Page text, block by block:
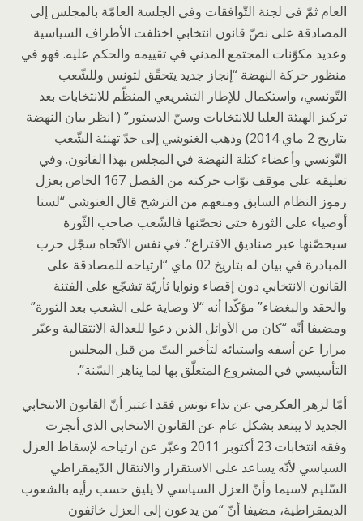
العام ثمّ في لجنة التّوافقات وفي الجلسة العامّة بالمجلس إلى
المصادقة على نصّ قانون انتخابي اختلفت الأطراف السياسية
وعديد مكوّنات المجتمع المدني في تقييمه والحكم عليه. فهو في
منظور حركة النهضة “إنجاز جديد يتحقّق لتونس وللشّعب
التّونسي، واستكمال للإطار التشريعي المنظّم للانتخابات بعد
تركيز الهيئة العليا للانتخابات وسنّ الدستور” ( انظر بيان النهضة
بتاريخ 2 ماي 2014) وذهب الغنوشي إلى حدّ تهنئة الشّعب
التّونسي وأعضاء كتلة النهضة في المجلس بهذا القانون. وفي
تعليقه على موقف نوّاب حركته من الفصل 167 الخاص بعزل
رموز النظام السابق ومنعهم من الترشح قال الغنوشي “لسنا
أوصياء على الثورة حتى نحصّنها فالشّعب صاحب الثّورة
سيحصّنها عبر صناديق الاقتراع”. في نفس الاتّجاه سجّل حزب
المبادرة في بيان له بتاريخ 02 ماي “ارتياحه للمصادقة على
القانون الانتخابي دون إقصاء ونوايا ثأريّة تشجّع على الفتنة
والحقد والبغضاء” مؤكّدا أنه “لا وصاية على الشعب بعد الثورة”
ومضيفا أنّه “كان من الأوائل الذين دعوا للعدالة الانتقالية وعبّر
مرارا عن أسفه واستيائه لتأخير البتّ من قبل المجلس
التأسيسي في المشروع المتعلّق بها لما يناهز السّنة”.
أمّا لزهر العكرمي عن نداء تونس فقد اعتبر أنّ القانون الانتخابي
الجديد لا يبتعد بشكل عام عن القانون الانتخابي الذي أنجزت
وفقه انتخابات 23 أكتوبر 2011 وعبّر عن ارتياحه لإسقاط العزل
السياسي لأنّه يساعد على الاستقرار والانتقال الدّيمقراطي
السّليم لاسيما وأنّ العزل السياسي لا يليق حسب رأيه بالشعوب
الديمقراطية، مضيفا أنّ “من يدعون إلى العزل خائفون